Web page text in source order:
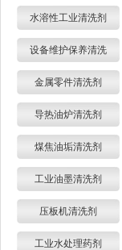
水溶性工业清洗剂
设备维护保养清洗
金属零件清洗剂
导热油炉清洗剂
煤焦油垢清洗剂
工业油墨清洗剂
压板机清洗剂
工业水处理药剂